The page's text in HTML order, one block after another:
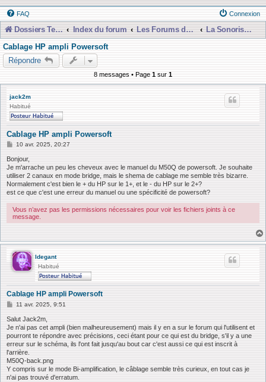
FAQ Connexion
Dossiers Techniques Index du forum Les Forums de Discussions
La Sonorisation
Cablage HP ampli Powersoft
Répondre
8 messages • Page 1 sur 1
jack2m
Habitué
Cablage HP ampli Powersoft
M
s
s
a
g
e
10 avr. 2025, 20:27
Bonjour,
Je m'arrache un peu les cheveux avec le manuel du M50Q de powersoft. Je souhaite
utiliser 2 canaux en mode bridge, mais le shema de cablage me semble très bizarre.
Normalement c'est bien le + du HP sur le 1+, et le - du HP sur le 2+?
est ce que c'est une erreur du manuel ou une spécificité de powersoft?
Vous n’avez pas les permissions nécessaires pour voir les fichiers joints à ce
message.
ldegant
Habitué
Cablage HP ampli Powersoft
M
s
s
g
e
11 avr. 2025, 9:51
Salut Jack2m,
Je n'ai pas cet ampli (bien malheureusement) mais il y en a sur le forum qui l'utilisent et
pourront te répondre avec précisions, ceci étant pour ce qui est du bridge, s'il y a une
erreur sur le schéma, ils l'ont fait jusqu'au bout car c'est aussi ce qui est inscrit à
l'arrière.
M50Q-back.png
Y compris sur le mode Bi-amplification, le câblage semble très curieux, en tout cas je
n'ai pas trouvé d'erratum.